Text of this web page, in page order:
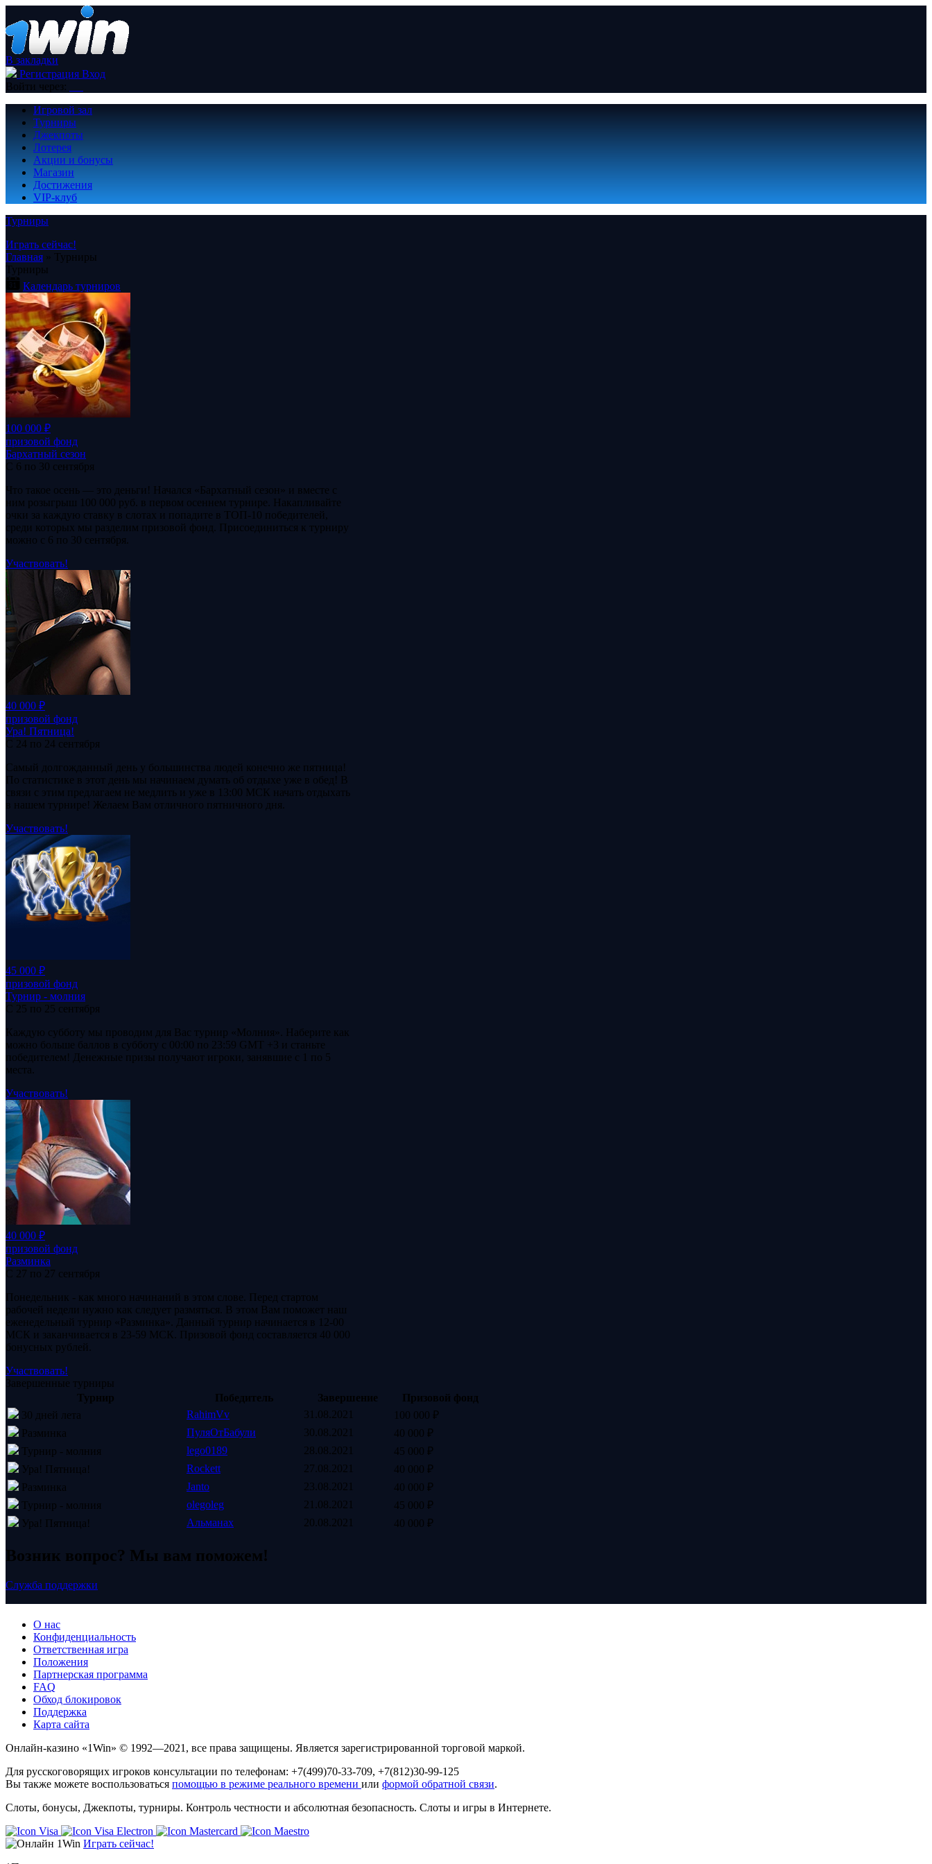
В закладки
Регистрация Вход
Войти через:
Игровой зал
Турниры
Джекпоты
Лотерея
Акции и бонусы
Магазин
Достижения
VIP-клуб
Турниры
Играть сейчас!
Главная » Турниры
Турниры
Календарь турниров
100 000 ₽
призовой фонд
Бархатный сезон
С 6 по 30 сентября
Что такое осень — это деньги! Начался «Бархатный сезон» и вместе с
ним розыгрыш 100 000 руб. в первом осеннем турнире. Накапливайте
очки за каждую ставку в слотах и попадите в ТОП-10 победителей,
среди которых мы разделим призовой фонд. Присоединиться к турниру
можно с 6 по 30 сентября.
Участвовать!
40 000 ₽
призовой фонд
Ура! Пятница!
С 24 по 24 сентября
Самый долгожданный день у большинства людей конечно же пятница!
По статистике в этот день мы начинаем думать об отдыхе уже в обед! В
связи с этим предлагаем не медлить и уже в 13:00 МСК начать отдыхать
в нашем турнире! Желаем Вам отличного пятничного дня.
Участвовать!
45 000 ₽
призовой фонд
Турнир - молния
С 25 по 25 сентября
Каждую субботу мы проводим для Вас турнир «Молния». Наберите как
можно больше баллов в субботу с 00:00 по 23:59 GMT +3 и станьте
победителем! Денежные призы получают игроки, занявшие с 1 по 5
места.
Участвовать!
40 000 ₽
призовой фонд
Разминка
С 27 по 27 сентября
Понедельник - как много начинаний в этом слове. Перед стартом
рабочей недели нужно как следует размяться. В этом Вам поможет наш
еженедельный турнир «Разминка». Данный турнир начинается в 12-00
МСК и заканчивается в 23-59 МСК. Призовой фонд составляется 40 000
бонусных рублей.
Участвовать!
Завершенные турниры
Турнир
Победитель Завершение
Призовой фонд
30 дней лета
RahimVv 31.08.2021
100 000 ₽
Разминка
ПуляОтБабули 30.08.2021
40 000 ₽
Турнир - молния
lego0189 28.08.2021
45 000 ₽
Ура! Пятница!
Rockett 27.08.2021
40 000 ₽
Разминка
Janto 23.08.2021
40 000 ₽
Турнир - молния
olegoleg 21.08.2021
45 000 ₽
Ура! Пятница!
Альманах 20.08.2021 40 000 ₽
Возник вопрос? Мы вам поможем!
Служба поддержки
О нас
Конфиденциальность
Ответственная игра
Положения
Партнерская программа
FAQ
Обход блокировок
Поддержка
Карта сайта
Онлайн-казино «1Win» © 1992—2021, все права защищены. Является зарегистрированной торговой маркой.
Для русскоговорящих игроков консультации по телефонам: +7(499)70-33-709, +7(812)30-99-125
Вы также можете воспользоваться помощью в режиме реального времени или формой обратной связи.
Слоты, бонусы, Джекпоты, турниры. Контроль честности и абсолютная безопасность. Слоты и игры в Интернете.
Играть сейчас!